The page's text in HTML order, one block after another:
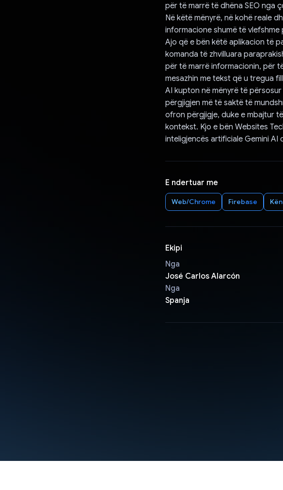
për të marrë të dhëna SEO nga
Në këtë mënyrë, në kohë reale
informacione shumë të
Ajo që e bën këtë aplikacion të
komanda të zhvilluara
për të marrë informacionin, për
mesazhin me tekst që u tregua
AI kupton në mënyrë të
përgjigjen më të saktë të
ofron përgjigje, duke e mbajtur
kontekst. Kjo e bën Websites
inteligjencës artificiale Gemini AI
E ndertuar me
Web/Chrome Firebase
Ekipi
Nga
José Carlos Alarcón
Nga
Spanja